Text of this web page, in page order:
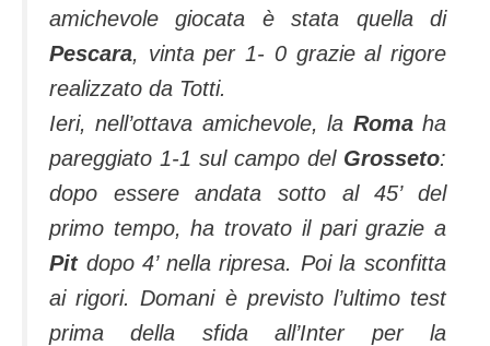
amichevole giocata è stata quella di
Pescara, vinta per 1- 0 grazie al rigore
realizzato da Totti.
Ieri, nell’ottava amichevole, la Romaha
pareggiato 1-1 sul campo del Grosseto:
dopo essere andata sotto al 45’ del
primo tempo, ha trovato il pari grazie a
Pit dopo 4’ nella ripresa. Poi la sconfitta
ai rigori. Domani è previsto l’ultimo test
prima della sfida all’Inter per la